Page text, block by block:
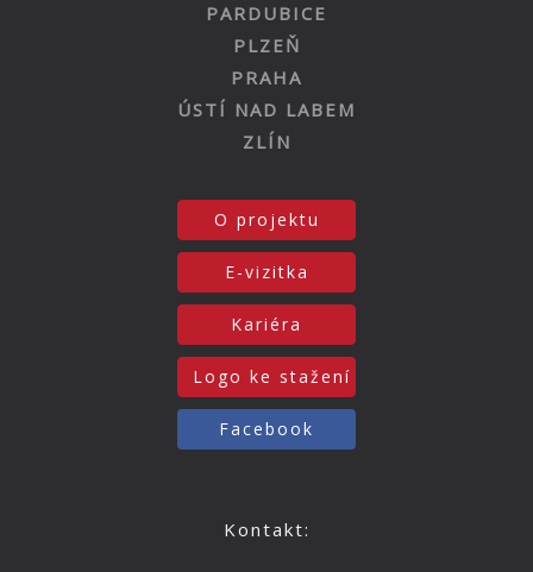
PARDUBICE
PLZEŇ
PRAHA
ÚSTÍ NAD LABEM
ZLÍN
O projektu
E-vizitka
Kariéra
Logo ke stažení
Facebook
Kontakt: